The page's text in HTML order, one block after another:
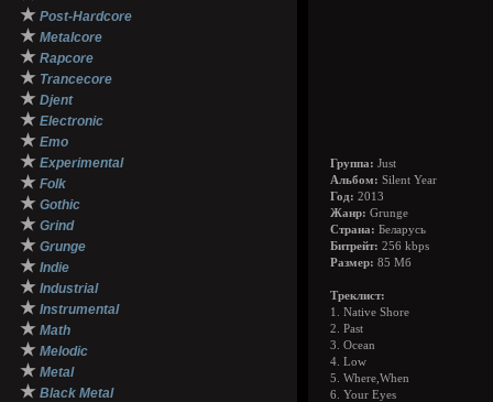
★ Post-Hardcore
★ Metalcore
★ Rapcore
★ Trancecore
★ Djent
★ Electronic
★ Emo
★ Experimental
★ Folk
★ Gothic
★ Grind
★ Grunge
★ Indie
★ Industrial
★ Instrumental
★ Math
★ Melodic
★ Metal
★ Black Metal
Группа: Just
Альбом: Silent Year
Год: 2013
Жанр: Grunge
Страна: Беларусь
Битрейт: 256 kbps
Размер: 85 Мб
Треклист:
1. Native Shore
2. Past
3. Ocean
4. Low
5. Where,When
6. Your Eyes